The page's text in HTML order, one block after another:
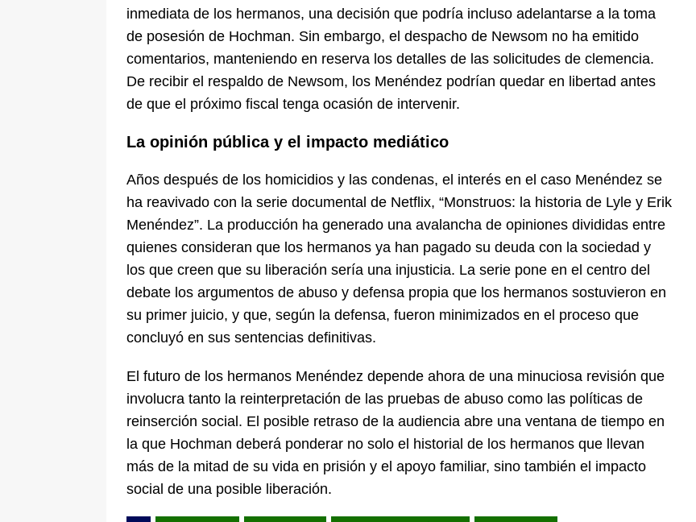
inmediata de los hermanos, una decisión que podría incluso adelantarse a la toma
de posesión de Hochman. Sin embargo, el despacho de Newsom no ha emitido
comentarios, manteniendo en reserva los detalles de las solicitudes de clemencia.
De recibir el respaldo de Newsom, los Menéndez podrían quedar en libertad antes
de que el próximo fiscal tenga ocasión de intervenir.
La opinión pública y el impacto mediático
Años después de los homicidios y las condenas, el interés en el caso Menéndez se
ha reavivado con la serie documental de Netflix, “Monstruos: la historia de Lyle y Erik
Menéndez”. La producción ha generado una avalancha de opiniones divididas entre
quienes consideran que los hermanos ya han pagado su deuda con la sociedad y
los que creen que su liberación sería una injusticia. La serie pone en el centro del
debate los argumentos de abuso y defensa propia que los hermanos sostuvieron en
su primer juicio, y que, según la defensa, fueron minimizados en el proceso que
concluyó en sus sentencias definitivas.
El futuro de los hermanos Menéndez depende ahora de una minuciosa revisión que
involucra tanto la reinterpretación de las pruebas de abuso como las políticas de
reinserción social. El posible retraso de la audiencia abre una ventana de tiempo en
la que Hochman deberá ponderar no solo el historial de los hermanos que llevan
más de la mitad de su vida en prisión y el apoyo familiar, sino también el impacto
social de una posible liberación.